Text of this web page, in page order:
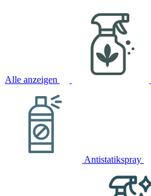
Alle anzeigen
Antistatikspray